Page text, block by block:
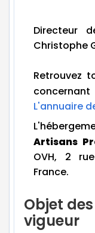
Directeur
Christophe
Retrouvez
concernant
L'annuaire
Artisans
OVH, 2
France.
Objet
vigueur